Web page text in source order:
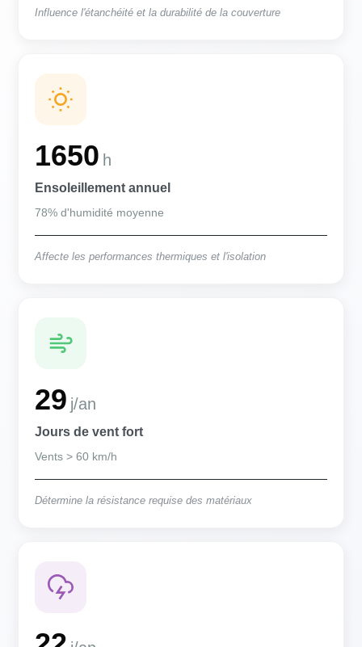
Influence l'étanchéité et la durabilité de la couverture
1650 h
Ensoleillement annuel
78% d'humidité moyenne
Affecte les performances thermiques et l'isolation
29 j/an
Jours de vent fort
Vents > 60 km/h
Détermine la résistance requise des matériaux